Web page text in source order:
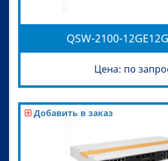
QSW-2100-
Цена: по
Добавить в заказ